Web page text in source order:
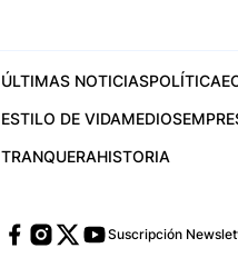
ÚLTIMAS NOTICIASPOLÍTICA
ESTILO DE VIDAMEDIOS
TRANQUERAHISTORIA
Suscripción